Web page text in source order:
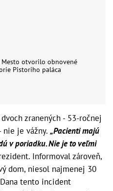
Mesto otvorilo obnovené
Pistoriho paláca
zranených - 53-ročnej
nie je vážny. „Pacienti majú
v poriadku. Nie je to veľmi
Informoval zároveň,
dom, niesol najmenej 30
tento incident